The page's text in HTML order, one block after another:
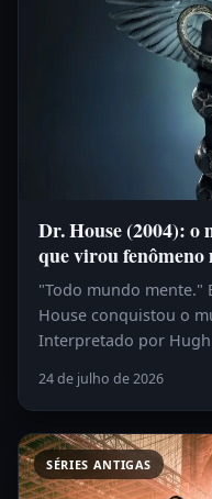
Dr. House (2004): o
que virou
"Todo mundo mente."
House conquistou o
Interpretado por
24 de julho de 2026
SÉRIES ANTIGAS